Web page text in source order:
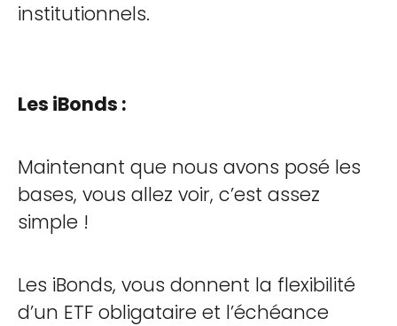
institutionnels.
Les iBonds :
Maintenant que nous avons posé les
bases, vous allez voir, c’est assez
simple !
Les iBonds, vous donnent la flexibilité
d’un ETF obligataire et l’échéance